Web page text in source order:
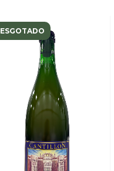
ESGOTADO